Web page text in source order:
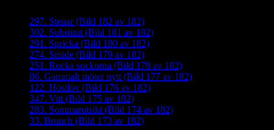
297. Stenar (Bild 182 av 182)
302. Substitut (Bild 181 av 182)
291. Spricka (Bild 180 av 182)
274. Smide (Bild 179 av 182)
251. Rocka sockorna (Bild 178 av 182)
86. Gammalt möter nytt (Bild 177 av 182)
122. Höstlöv (Bild 176 av 182)
347. Vitt (Bild 175 av 182)
283. Sommarutsikt (Bild 174 av 182)
33. Brunch (Bild 173 av 182)